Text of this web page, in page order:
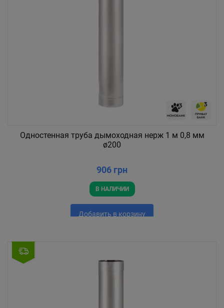
Одностенная труба дымоходная нерж 1 м 0,8 мм
ø200
906 грн
В НАЛИЧИИ
Добавить в корзину